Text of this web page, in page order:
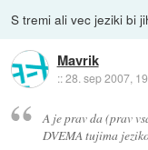
S tremi ali vec jeziki bi
Mavrik
::28. sep 2007,
A je prav da (prav
DVEMA tujima